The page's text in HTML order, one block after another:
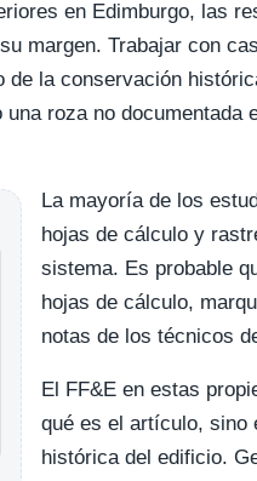
en Edimburgo, las
margen. Trabajar con
la conservación
roza no documentada
La mayoría de los
hojas de cálculo y
sistema. Es probable
hojas de cálculo,
notas de los técnicos
El FF&E en estas
qué es el artículo, sino
histórica del edificio.